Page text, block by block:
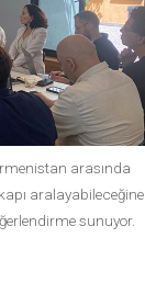
arasında
aralayabileceğine
sunuyor.